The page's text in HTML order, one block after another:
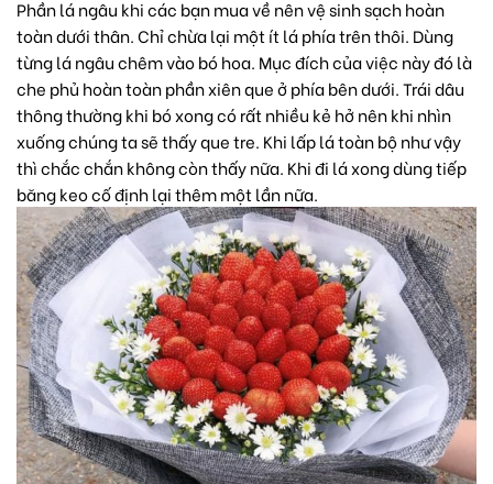
Phần lá ngâu khi các bạn mua về nên vệ sinh sạch hoàn
toàn dưới thân. Chỉ chừa lại một ít lá phía trên thôi. Dùng
từng lá ngâu chêm vào bó hoa. Mục đích của việc này đó là
che phủ hoàn toàn phần xiên que ở phía bên dưới. Trái dâu
thông thường khi bó xong có rất nhiều kẻ hở nên khi nhìn
xuống chúng ta sẽ thấy que tre. Khi lấp lá toàn bộ như vậy
thì chắc chắn không còn thấy nữa. Khi đi lá xong dùng tiếp
băng keo cố định lại thêm một lần nữa.